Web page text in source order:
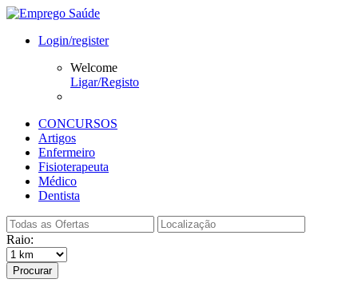
Login/register
Welcome
Ligar/Registo
CONCURSOS
Artigos
Enfermeiro
Fisioterapeuta
Médico
Dentista
Raio:
Procurar